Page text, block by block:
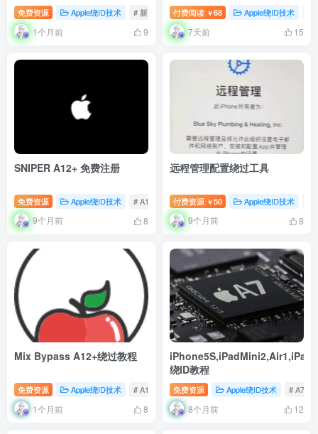
免费资源 Apple绕ID技术 # 新太极 # 改码
1个月前 9
付费阅读 ￥68 Apple绕ID技术
7天前 15
SNIPER A12+ 免费注册
免费资源 Apple绕ID技术 # A12+ # 免费注册 # SNIPER
9个月前 8
远程管理配置绕过工具
付费资源 ￥50 Apple绕ID技术
9个月前 8
Mix Bypass A12+绕过教程
免费资源 Apple绕ID技术 # A12+ # Mix Bypass # Mix Bypass A12+绕过
1个月前 8
绕ID教程
免费资源 Apple绕ID技术 # A7
8个月前 12